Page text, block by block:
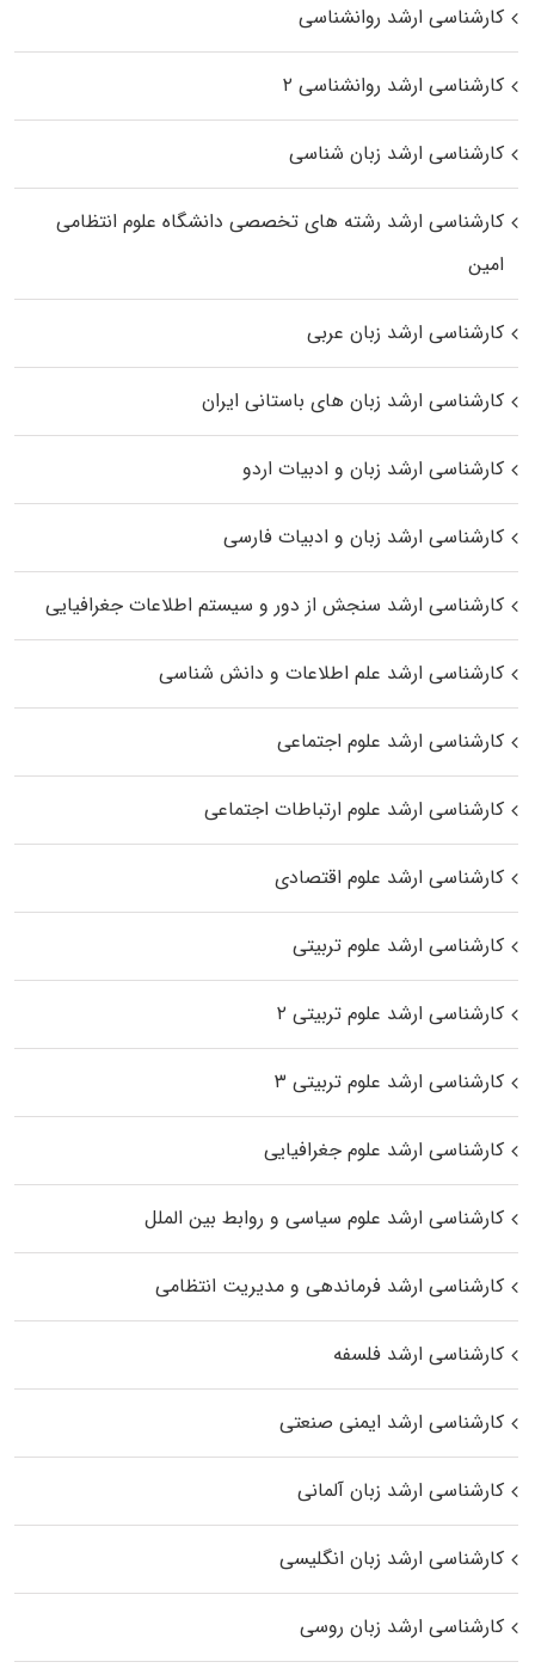
کارشناسی ارشد روانشناسی
کارشناسی ارشد روانشناسی ۲
کارشناسی ارشد زبان شناسی
کارشناسی ارشد رﺷﺘﻪ ﻫﺎی تخصصی داﻧﺸﮕﺎه ﻋﻠﻮم انتظامی
اﻣﻴﻦ
کارشناسی ارشد زبان عربی
کارشناسی ارشد زبان‌ های باستانی ایران
کارشناسی ارشد زبان و ادبیات اردو
کارشناسی ارشد زبان و ادبیات فارسی
کارشناسی ارشد سنجش از دور و سیستم اطلاعات جغرافیایی
کارشناسی ارشد علم اطلاعات و دانش شناسی
کارشناسی ارشد علوم اجتماعی
کارشناسی ارشد علوم ارتباطات اجتماعی
کارشناسی ارشد علوم اقتصادی
کارشناسی ارشد علوم تربیتی
کارشناسی ارشد علوم تربیتی ۲
کارشناسی ارشد علوم تربیتی ۳
کارشناسی ارشد علوم جغرافیایی
کارشناسی ارشد علوم سیاسی و روابط بین الملل
کارشناسی ارشد فرماندهی و مدیریت انتظامی
کارشناسی ارشد فلسفه
کارشناسی ارشد ایمنی صنعتی
کارشناسی ارشد زبان آلمانی
کارشناسی ارشد زبان انگلیسی
کارشناسی ارشد زبان روسی